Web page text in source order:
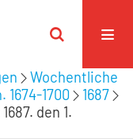
Wochentliche
1700
1687
den 1.